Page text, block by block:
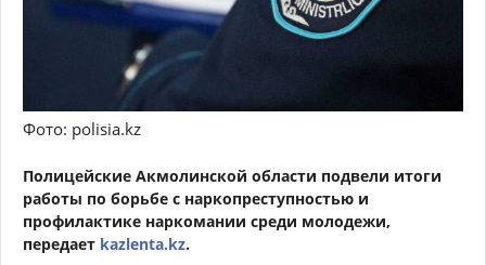
Фото: polisia.kz
Полицейские Акмолинской области подвели итоги
работы по борьбе с наркопреступностью и
профилактике наркомании среди молодежи,
передает kazlenta.kz.